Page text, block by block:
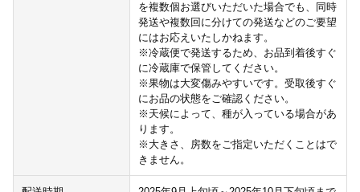
を複数個お選びいただいた場合でも、同時
発送や複数回に分けての発送などのご要望
にはお応えいたしかねます。
※冷蔵便で発送するため、お品到着後すぐ
に冷蔵庫で保管してください。
※果物は大変傷みやすいです。受取後すぐ
にお品の状態をご確認ください。
※天候によって、種が入っている場合があ
ります。
※大きさ、房数をご指定いただくことはで
きません。